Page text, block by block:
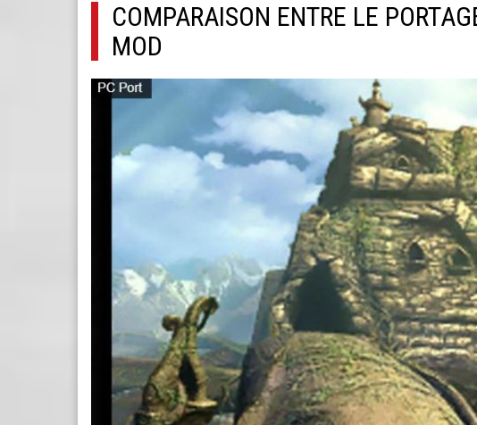
COMPARAISON ENTRE LE
MOD
MOGURI_DEMO.JPG